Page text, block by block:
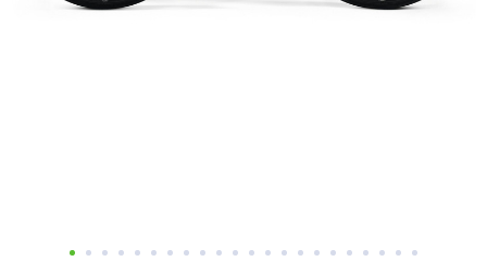
25% картой любого банка